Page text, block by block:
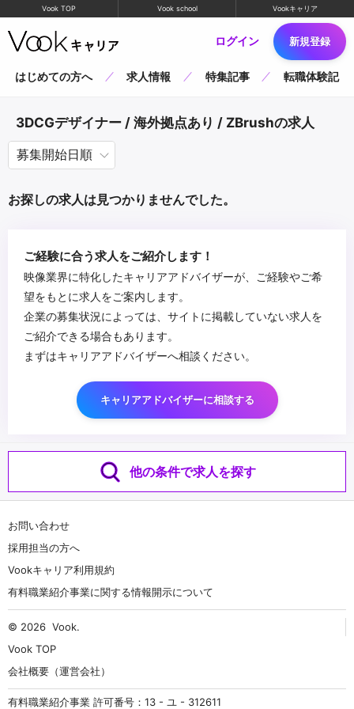
Vook TOP Vook school Vookキャリア
ログイン 新規登録
はじめての方へ 求人情報 特集記事 転職体験記
3DCGデザイナー / 海外拠点あり / ZBrushの求人
お探しの求人は見つかりませんでした。
ご経験に合う求人をご紹介します！
映像業界に特化したキャリアアドバイザーが、ご経験やご希
望をもとに求人をご案内します。
企業の募集状況によっては、サイトに掲載していない求人を
ご紹介できる場合もあります。
まずはキャリアアドバイザーへ相談ください。
キャリアアドバイザーに相談する
他の条件で求人を探す
お問い合わせ
採用担当の方へ
Vookキャリア利用規約
有料職業紹介事業に関する情報開示について
© 2026 Vook.
Vook TOP
会社概要（運営会社）
有料職業紹介事業 許可番号：13 - ユ - 312611